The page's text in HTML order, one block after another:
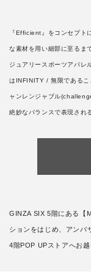
『Efficient』をコンセプト
な素材を用い細部に至るま
ジュアリースポーツアパレ
はINFINITY / 無限であるこ
ャンレンジャブル
絶妙なバランスで表現され
GINZA SIX 5階にある【
ションをはじめ、アンバ
4階POP UPストアへお